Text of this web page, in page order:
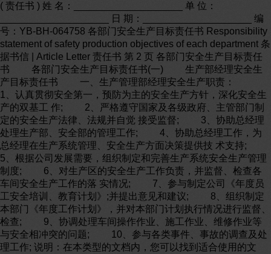
( 责任书 ) 姓 名：____________________ 单 位：
____________________ 日 期：____________________ 编
号：YB-BH-064758 各部门安全生产目标责任书 Responsibility
statement of safety production objectives of each department 条
据书信 | Article Letter 责任书 第 2 页 各部门安全生产目标责任
书 各部门安全生产目标责任书(一) 生产部经理安全生
产目标责任书 一、生产管理部经理安全生产职责：
1、认真贯彻安全第一，预防为主的安全生产方针，深化安全生
产的双基工 作; 2、严格遵守国家及各级政府、主管部门制
定的安全生产法律、法规并自觉 接受监督; 3、协助总经理
处理生产部、安全部的管理工作; 4、协助总经理工作，为
总经理在生产系统管理、安全生产方面决策提供技 术支持;
5、根据公司发展需要，组织制定和完善生产系统安全生产管理
制度; 6、对生产区的安全生产工作负责，并监督、检查各
车间安全生产工作的落 实情况; 7、参与制定公司《年度员
工安全培训、教育计划》;并提出意见和建议; 8、组织制定
本部门《年度工作计划》，并对本部门计划执行情况进行监督、
检查; 9、协调处理车间操作作业、施工作业、维修作业等
与安全相冲突的问题; 10、参与各类事件、事故的调查及处
理工作; 说明：在本类型的文档内，您可以找到适合使用的文